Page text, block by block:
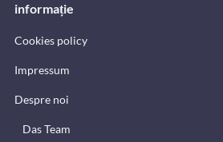
informație
Cookies policy
Impressum
Despre noi
Das Team